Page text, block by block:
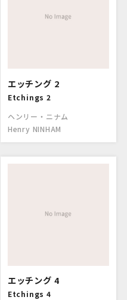
エッチング 2
Etchings 2
ヘンリー・ニナム
Henry NINHAM
エッチング 4
Etchings 4